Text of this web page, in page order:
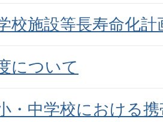
校施設等長寿命化
について
・中学校における